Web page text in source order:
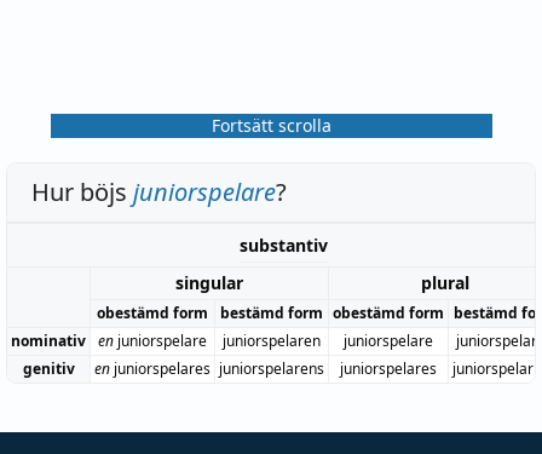
Fortsätt scrolla
Hur böjs juniorspelare?
substantiv
singular
plural
obestämd form bestämd form obestämd form bestämd
nominativ en juniorspelare juniorspelaren juniorspelare
genitiv
en juniorspelares juniorspelarens juniorspelares